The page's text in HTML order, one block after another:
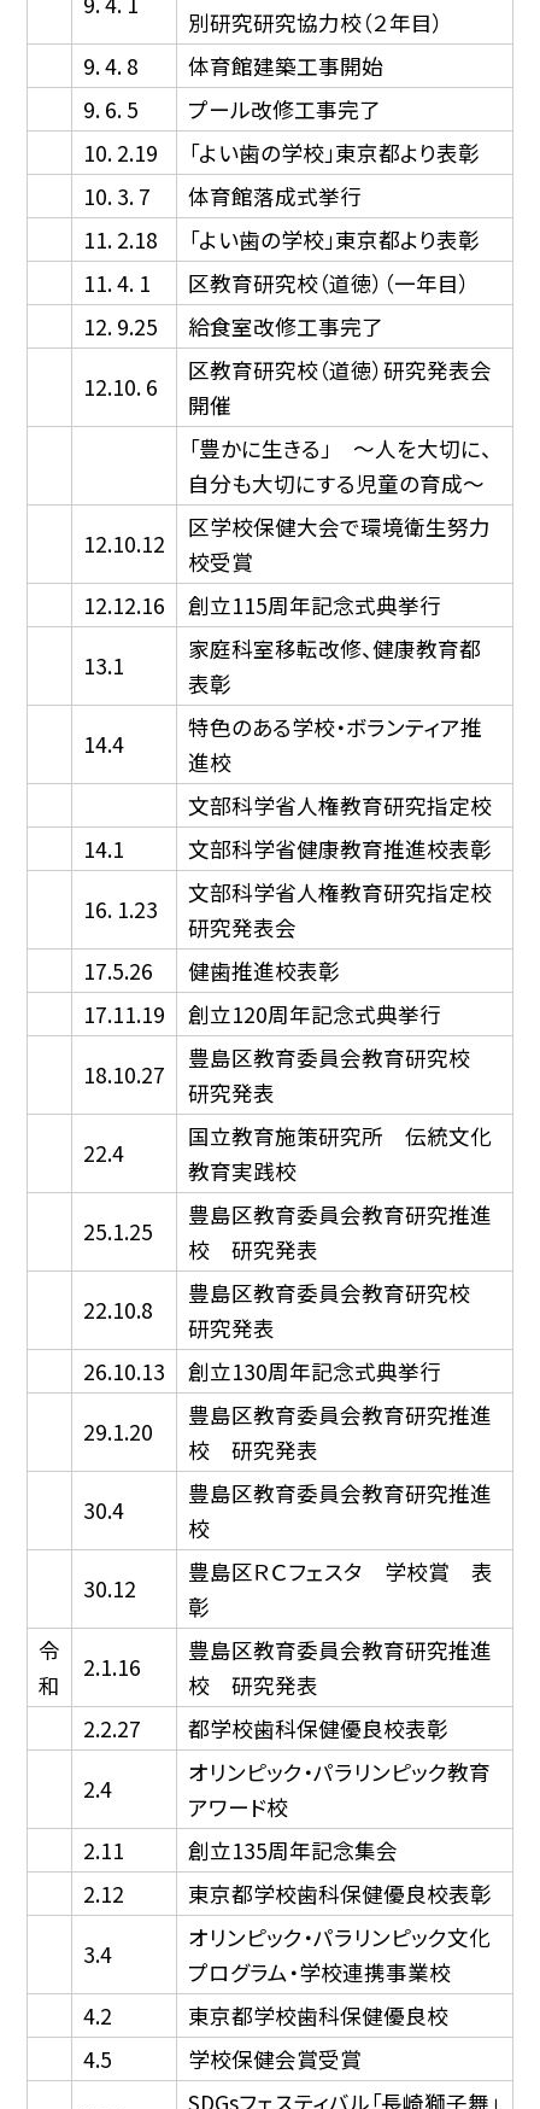
別研究研究協力校（２年目）
9. 4. 8
体育館建築工事開始
9. 6. 5
プール改修工事完了
10. 2.19
「よい歯の学校」東京都より表彰
10. 3. 7
体育館落成式挙行
11. 2.18
「よい歯の学校」東京都より表彰
11. 4. 1
区教育研究校（道徳）（一年目）
12. 9.25
給食室改修工事完了
12.10. 6
区教育研究校（道徳）研究発表会
開催
「豊かに生きる」 〜人を大切に、
自分も大切にする児童の育成〜
12.10.12
区学校保健大会で環境衛生努力
校受賞
12.12.16
創立115周年記念式典挙行
13.1
家庭科室移転改修、健康教育都
表彰
14.4
特色のある学校・ボランティア推
進校
文部科学省人権教育研究指定校
14.1
文部科学省健康教育推進校表彰
16. 1.23
文部科学省人権教育研究指定校
研究発表会
17.5.26
健歯推進校表彰
17.11.19
創立120周年記念式典挙行
18.10.27
豊島区教育委員会教育研究校
研究発表
22.4
国立教育施策研究所 伝統文化
教育実践校
25.1.25
豊島区教育委員会教育研究推進
校 研究発表
22.10.8
豊島区教育委員会教育研究校
研究発表
26.10.13
創立130周年記念式典挙行
29.1.20
豊島区教育委員会教育研究推進
校 研究発表
30.4
豊島区教育委員会教育研究推進
校
30.12
豊島区ＲＣフェスタ 学校賞 表
彰
令
和
2.1.16
豊島区教育委員会教育研究推進
校 研究発表
2.2.27
都学校歯科保健優良校表彰
2.4
オリンピック・パラリンピック教育
アワード校
2.11
創立135周年記念集会
2.12
東京都学校歯科保健優良校表彰
3.4
オリンピック・パラリンピック文化
プログラム・学校連携事業校
4.2
東京都学校歯科保健優良校
4.5
学校保健会賞受賞
SDGsフェスティバル「長崎獅子舞」